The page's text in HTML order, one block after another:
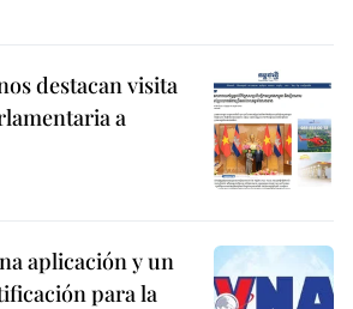
destacan visita
a
aplicación y un
para la